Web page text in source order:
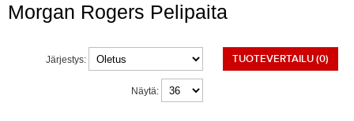
Morgan Rogers Pelipaita
TUOTEVERTAILU (0)
Järjestys:
Näytä: